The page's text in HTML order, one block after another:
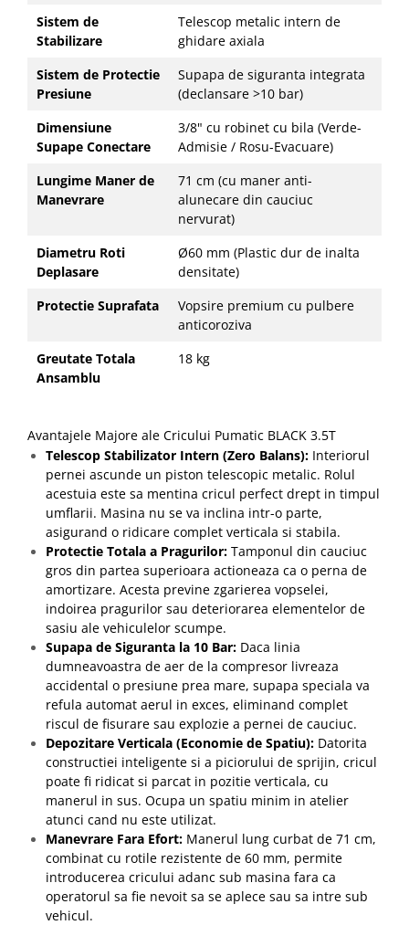
Sistem de
Stabilizare
Telescop metalic intern de
ghidare axiala
Sistem de Protectie
Presiune
Supapa de siguranta integrata
(declansare >10 bar)
Dimensiune
Supape Conectare
3/8" cu robinet cu bila (Verde-
Admisie / Rosu-Evacuare)
Lungime Maner de
Manevrare
71 cm (cu maner anti-
alunecare din cauciuc
nervurat)
Diametru Roti
Deplasare
Ø60 mm (Plastic dur de inalta
densitate)
Protectie Suprafata
Vopsire premium cu pulbere
anticoroziva
Greutate Totala
Ansamblu
18 kg
Avantajele Majore ale Cricului Pumatic BLACK 3.5T
Telescop Stabilizator Intern (Zero Balans): Interiorul
pernei ascunde un piston telescopic metalic. Rolul
acestuia este sa mentina cricul perfect drept in timpul
umflarii. Masina nu se va inclina intr-o parte,
asigurand o ridicare complet verticala si stabila.
Protectie Totala a Pragurilor: Tamponul din cauciuc
gros din partea superioara actioneaza ca o perna de
amortizare. Acesta previne zgarierea vopselei,
indoirea pragurilor sau deteriorarea elementelor de
sasiu ale vehiculelor scumpe.
Supapa de Siguranta la 10 Bar: Daca linia
dumneavoastra de aer de la compresor livreaza
accidental o presiune prea mare, supapa speciala va
refula automat aerul in exces, eliminand complet
riscul de fisurare sau explozie a pernei de cauciuc.
Depozitare Verticala (Economie de Spatiu): Datorita
constructiei inteligente si a piciorului de sprijin, cricul
poate fi ridicat si parcat in pozitie verticala, cu
manerul in sus. Ocupa un spatiu minim in atelier
atunci cand nu este utilizat.
Manevrare Fara Efort: Manerul lung curbat de 71 cm,
combinat cu rotile rezistente de 60 mm, permite
introducerea cricului adanc sub masina fara ca
operatorul sa fie nevoit sa se aplece sau sa intre sub
vehicul.